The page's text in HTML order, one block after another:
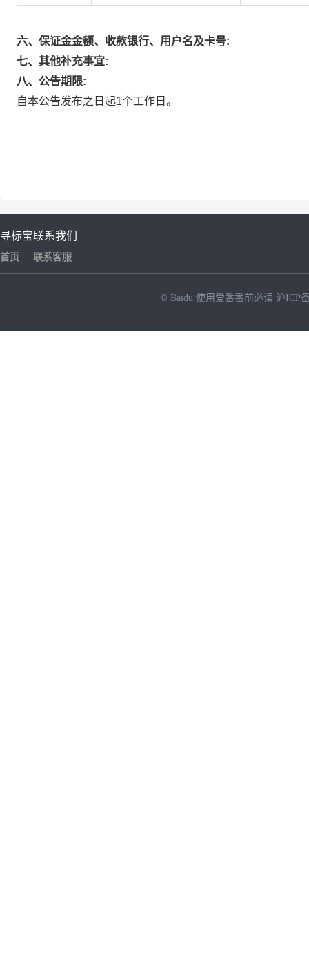
六、保证金金额、收款银行、用户名及卡号:
七、其他补充事宜:
八、公告期限:
自本公告发布之日起1个工作日。
寻标宝
首页
联系我们
联系客服
© Baidu 使用爱番番前必读 沪ICP